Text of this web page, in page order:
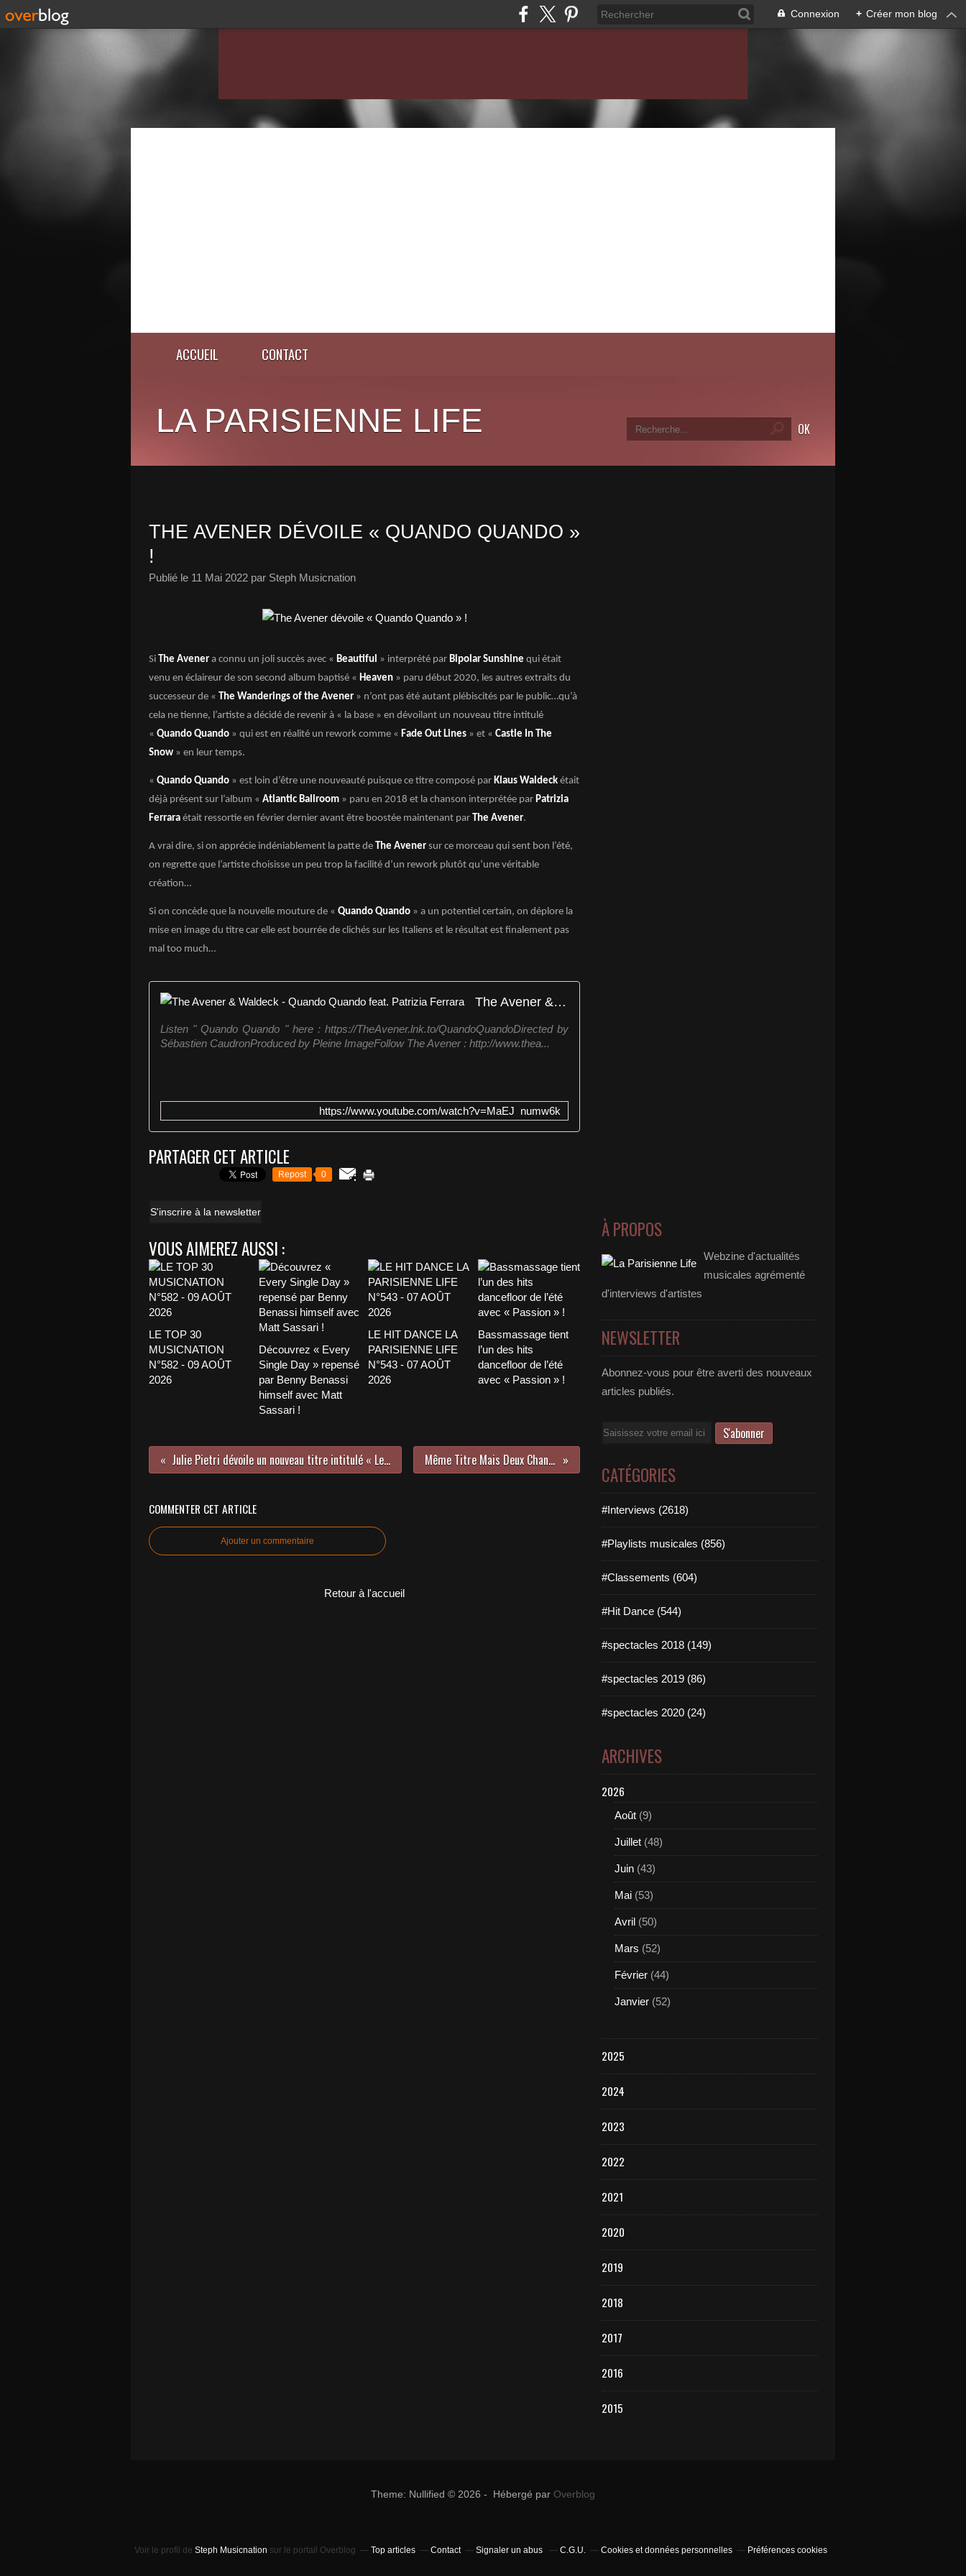
Connexion + Créer mon blog
ACCUEIL CONTACT
LA PARISIENNE LIFE
THE AVENER DÉVOILE « QUANDO QUANDO »
!
Publié le 11 Mai 2022 par Steph Musicnation
Si The Avener a connu un joli succès avec « Beautiful » interprété par Bipolar Sunshine qui était
venu en éclaireur de son second album baptisé « Heaven » paru début 2020, les autres extraits du
successeur de « The Wanderings of the Avener » n’ont pas été autant plébiscités par le public…qu’à
cela ne tienne, l’artiste a décidé de revenir à « la base » en dévoilant un nouveau titre intitulé
« Quando Quando » qui est en réalité un rework comme « Fade Out Lines » et « Castle In The
Snow » en leur temps.
« Quando Quando » est loin d’être une nouveauté puisque ce titre composé par Klaus Waldeck était
déjà présent sur l’album « Atlantic Ballroom » paru en 2018 et la chanson interprétée par Patrizia
Ferrara était ressortie en février dernier avant être boostée maintenant par The Avener.
A vrai dire, si on apprécie indéniablement la patte de The Avener sur ce morceau qui sent bon l’été,
on regrette que l’artiste choisisse un peu trop la facilité d’un rework plutôt qu’une véritable
création…
Si on concède que la nouvelle mouture de « Quando Quando » a un potentiel certain, on déplore la
mise en image du titre car elle est bourrée de clichés sur les Italiens et le résultat est finalement pas
mal too much…
The Avener & Waldeck - Quando Quando feat. Patrizia Ferrara
Listen " Quando Quando " here : https://TheAvener.lnk.to/QuandoQuandoDirected by
Sébastien CaudronProduced by Pleine ImageFollow The Avener : http://www.thea...
https://www.youtube.com/watch?v=MaEJ_numw6k
PARTAGER CET ARTICLE
Repost 0
S'inscrire à la newsletter
VOUS AIMEREZ AUSSI :
LE TOP 30
MUSICNATION
N°582 - 09 AOÛT
2026
Découvrez « Every
Single Day » repensé
par Benny Benassi
himself avec Matt
Sassari !
LE HIT DANCE LA
PARISIENNE LIFE
N°543 - 07 AOÛT
2026
Bassmassage tient
l’un des hits
dancefloor de l’été
avec « Passion » !
Julie Pietri dévoile un nouveau titre intitulé « Les Hommes Qui Pleurent » ! Même Titre Mais Deux Chansons Différentes !
COMMENTER CET ARTICLE
Ajouter un commentaire
Retour à l'accueil
À PROPOS
Webzine d'actualités
musicales agrémenté
d'interviews d'artistes
NEWSLETTER
Abonnez-vous pour être averti des nouveaux
articles publiés.
Email
CATÉGORIES
#Interviews (2618)
#Playlists musicales (856)
#Classements (604)
#Hit Dance (544)
#spectacles 2018 (149)
#spectacles 2019 (86)
#spectacles 2020 (24)
ARCHIVES
2026
Août (9)
Juillet (48)
Juin (43)
Mai (53)
Avril (50)
Mars (52)
Février (44)
Janvier (52)
2025
2024
2023
2022
2021
2020
2019
2018
2017
2016
2015
Theme: Nullified © 2026 - Hébergé par Overblog
Voir le profil de Steph Musicnation sur le portail Overblog Top articles Contact Signaler un abus C.G.U. Cookies et données personnelles Préférences cookies